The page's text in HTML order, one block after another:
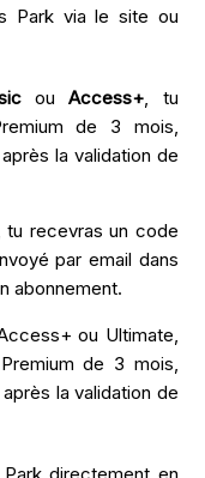
Park via le site ou
ouAccess+, tu
de 3 mois,
la validation de
tu recevras un code
par email dans
abonnement.
ou Ultimate,
de 3 mois,
la validation de